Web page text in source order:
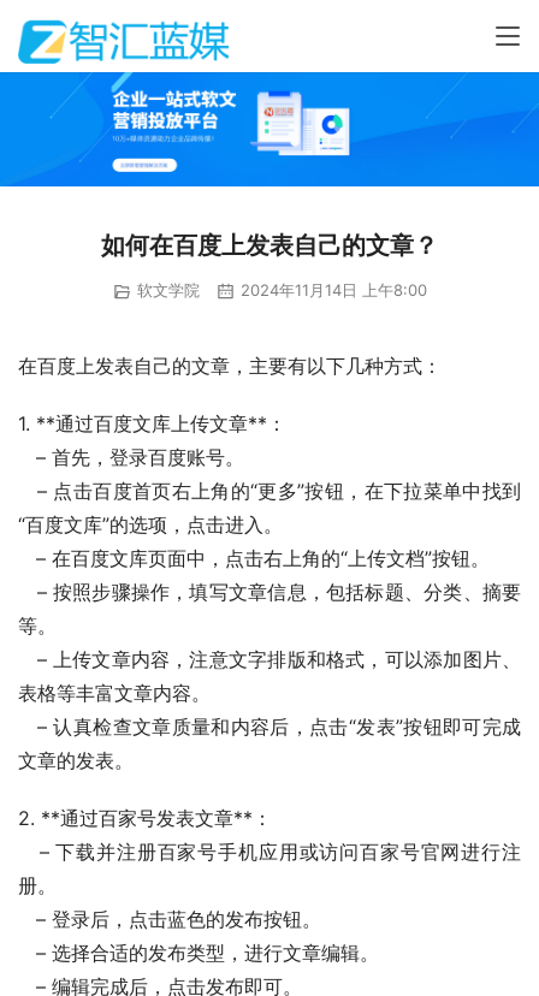
如何在百度上发表自己的文章？
软文学院 2024年11月14日 上午8:00
在百度上发表自己的文章，主要有以下几种方式：
1. **通过百度文库上传文章**：
   – 首先，登录百度账号。
   – 点击百度首页右上角的“更多”按钮，在下拉菜单中找到
“百度文库”的选项，点击进入。
   – 在百度文库页面中，点击右上角的“上传文档”按钮。
等。
表格等丰富文章内容。
   – 认真检查文章质量和内容后，点击“发表”按钮即可完成
文章的发表。
2. **通过百家号发表文章**：
册。
   – 登录后，点击蓝色的发布按钮。
   – 选择合适的发布类型，进行文章编辑。
   – 编辑完成后，点击发布即可。